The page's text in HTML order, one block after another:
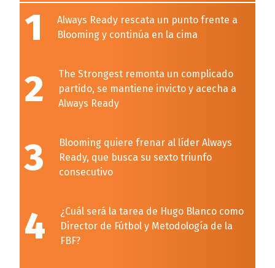
1
Always Ready rescata un punto frente a
Blooming y continúa en la cima
2
The Strongest remonta un complicado
partido, se mantiene invicto y acecha a
Always Ready
3
Blooming quiere frenar al líder Always
Ready, que busca su sexto triunfo
consecutivo
4
¿Cuál será la tarea de Hugo Blanco como
Director de Fútbol y Metodología de la
FBF?